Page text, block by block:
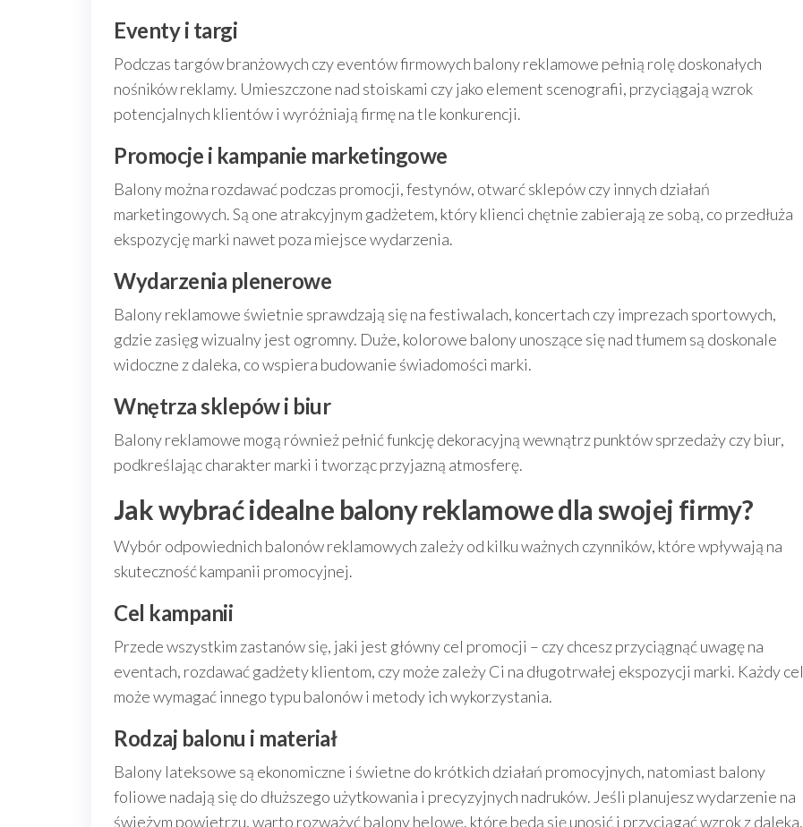
Eventy i targi
Podczas targów branżowych czy eventów firmowych balony reklamowe pełnią rolę doskonałych
nośników reklamy. Umieszczone nad stoiskami czy jako element scenografii, przyciągają wzrok
potencjalnych klientów i wyróżniają firmę na tle konkurencji.
Promocje i kampanie marketingowe
Balony można rozdawać podczas promocji, festynów, otwarć sklepów czy innych działań
marketingowych. Są one atrakcyjnym gadżetem, który klienci chętnie zabierają ze sobą, co przedłuża
ekspozycję marki nawet poza miejsce wydarzenia.
Wydarzenia plenerowe
Balony reklamowe świetnie sprawdzają się na festiwalach, koncertach czy imprezach sportowych,
gdzie zasięg wizualny jest ogromny. Duże, kolorowe balony unoszące się nad tłumem są doskonale
widoczne z daleka, co wspiera budowanie świadomości marki.
Wnętrza sklepów i biur
Balony reklamowe mogą również pełnić funkcję dekoracyjną wewnątrz punktów sprzedaży czy biur,
podkreślając charakter marki i tworząc przyjazną atmosferę.
Jak wybrać idealne balony reklamowe dla swojej firmy?
Wybór odpowiednich balonów reklamowych zależy od kilku ważnych czynników, które wpływają na
skuteczność kampanii promocyjnej.
Cel kampanii
Przede wszystkim zastanów się, jaki jest główny cel promocji – czy chcesz przyciągnąć uwagę na
eventach, rozdawać gadżety klientom, czy może zależy Ci na długotrwałej ekspozycji marki. Każdy cel
może wymagać innego typu balonów i metody ich wykorzystania.
Rodzaj balonu i materiał
Balony lateksowe są ekonomiczne i świetne do krótkich działań promocyjnych, natomiast balony
foliowe nadają się do dłuższego użytkowania i precyzyjnych nadruków. Jeśli planujesz wydarzenie na
świeżym powietrzu, warto rozważyć balony helowe, które będą się unosić i przyciągać wzrok z daleka.